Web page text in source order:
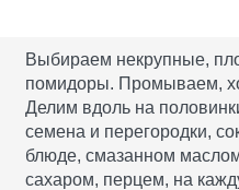
Выбираем некрупные,
помидоры. Промываем,
Делим вдоль на
семена и перегородки,
блюде, смазанном
сахаром, перцем, на